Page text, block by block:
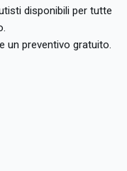
disponibili per tutte
un preventivo gratuito.